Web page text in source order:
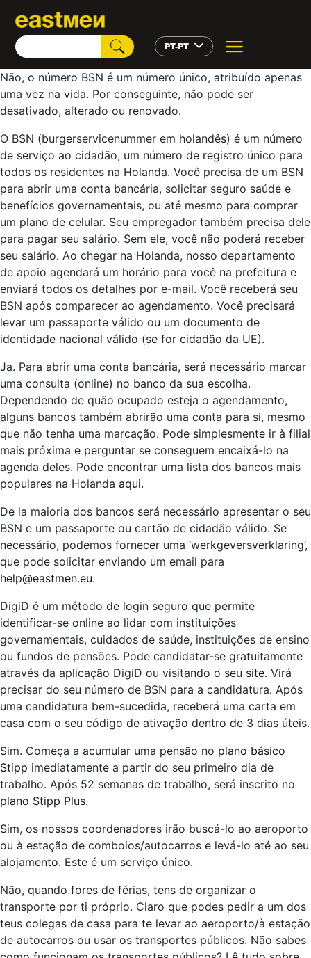
PT-PT
Não, o número BSN é um número único, atribuído apenas
uma vez na vida. Por conseguinte, não pode ser
desativado, alterado ou renovado.
O BSN (burgerservicenummer em holandês) é um número
de serviço ao cidadão, um número de registro único para
todos os residentes na Holanda. Você precisa de um BSN
para abrir uma conta bancária, solicitar seguro saúde e
benefícios governamentais, ou até mesmo para comprar
um plano de celular. Seu empregador também precisa dele
para pagar seu salário. Sem ele, você não poderá receber
seu salário. Ao chegar na Holanda, nosso departamento
de apoio agendará um horário para você na prefeitura e
enviará todos os detalhes por e-mail. Você receberá seu
BSN após comparecer ao agendamento. Você precisará
levar um passaporte válido ou um documento de
identidade nacional válido (se for cidadão da UE).
Ja. Para abrir uma conta bancária, será necessário marcar
uma consulta (online) no banco da sua escolha.
Dependendo de quão ocupado esteja o agendamento,
alguns bancos também abrirão uma conta para si, mesmo
que não tenha uma marcação. Pode simplesmente ir à filial
mais próxima e perguntar se conseguem encaixá-lo na
agenda deles. Pode encontrar uma lista dos bancos mais
populares na Holanda aqui.
De la maioria dos bancos será necessário apresentar o seu
BSN e um passaporte ou cartão de cidadão válido. Se
necessário, podemos fornecer uma ‘werkgeversverklaring’,
que pode solicitar enviando um email para
help@eastmen.eu.
DigiD é um método de login seguro que permite
identificar-se online ao lidar com instituições
governamentais, cuidados de saúde, instituições de ensino
ou fundos de pensões. Pode candidatar-se gratuitamente
através da aplicação DigiD ou visitando o seu site. Virá
precisar do seu número de BSN para a candidatura. Após
uma candidatura bem-sucedida, receberá uma carta em
casa com o seu código de ativação dentro de 3 dias úteis.
Sim. Começa a acumular uma pensão no plano básico
Stipp imediatamente a partir do seu primeiro dia de
trabalho. Após 52 semanas de trabalho, será inscrito no
plano Stipp Plus.
Sim, os nossos coordenadores irão buscá-lo ao aeroporto
ou à estação de comboios/autocarros e levá-lo até ao seu
alojamento. Este é um serviço único.
Não, quando fores de férias, tens de organizar o
transporte por ti próprio. Claro que podes pedir a um dos
teus colegas de casa para te levar ao aeroporto/à estação
de autocarros ou usar os transportes públicos. Não sabes